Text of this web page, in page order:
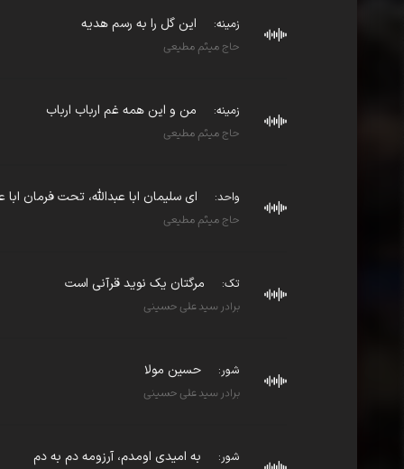
زمینه:
این گل را به رسم هدیه
حاج میثم مطیعی
زمینه:
من و این همه غم ارباب ارباب
حاج میثم مطیعی
واحد:
ای سلیمان ابا عبدالله، تحت فرمان ابا
حاج میثم مطیعی
تک:
مرگتان یک نوید قرآنی است
برادر سید علی حسینی
شور:
حسین مولا
برادر سید علی حسینی
شور:
به امیدی اومدم، آرزومه دم به دم